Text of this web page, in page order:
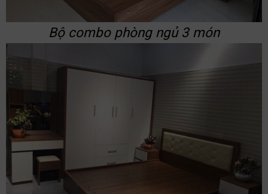
Bộ combo phòng ngủ 3 món